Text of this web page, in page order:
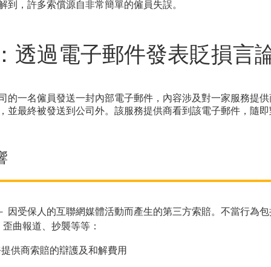
到，許多索償源自非常簡單的僱員失誤。
透過電子郵件發表貶損言
的一名僱員發送一封內部電子郵件，內容涉及對一家服務提
並最終被發送到公司外。該服務提供商看到該電子郵件，隨
因受保人的互聯網媒體活動而產生的第三方索賠。不當行為
曲報道、抄襲等等：
供商索賠的辯護及和解費用